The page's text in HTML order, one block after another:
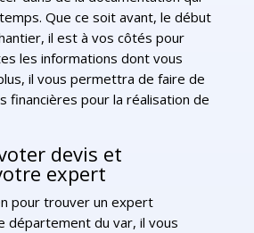
Que ce soit avant, le début
il est à vos côtés pour
les informations dont vous
il vous permettra de faire de
financières pour la réalisation de
devis et
expert
pour trouver un expert
département du var, il vous